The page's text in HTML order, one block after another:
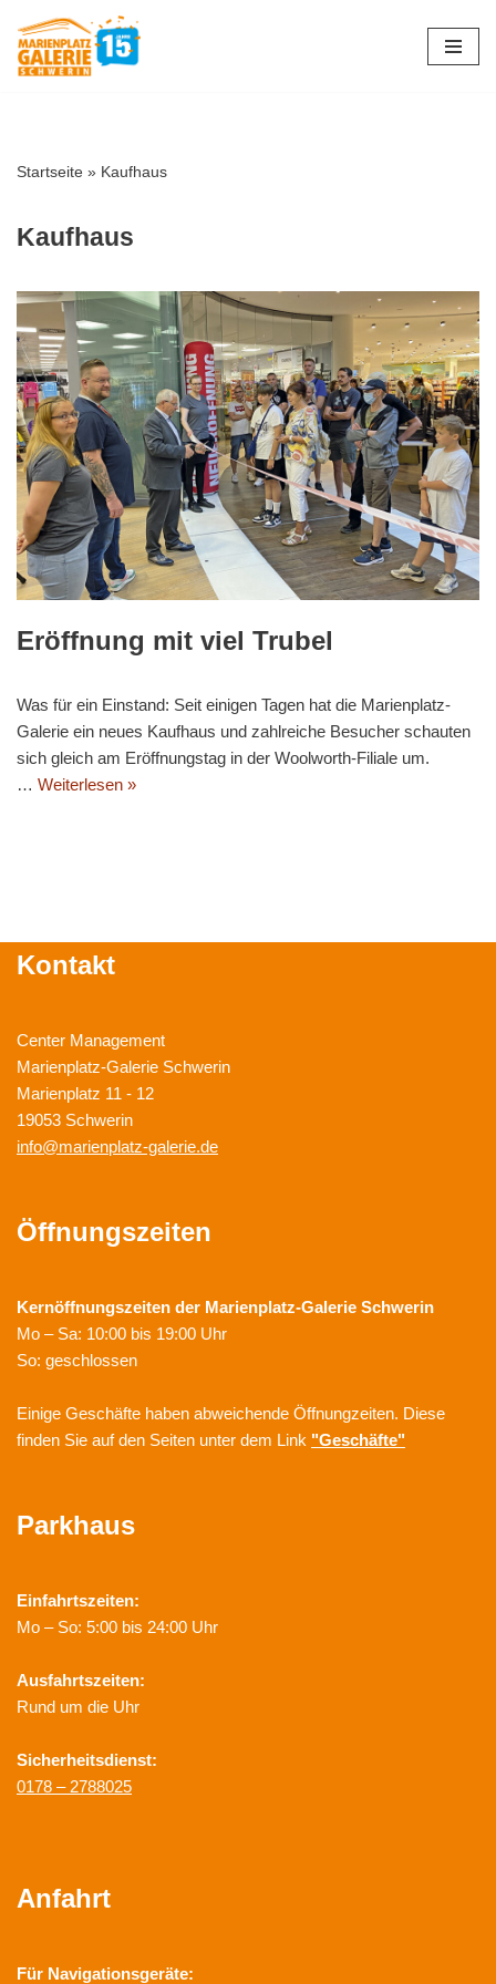
Zum
Startseite » Kaufhaus
Kaufhaus
Eröffnung mit viel Trubel
Was für ein Einstand: Seit einigen Tagen hat die Marienplatz-
Galerie ein neues Kaufhaus und zahlreiche Besucher schauten
sich gleich am Eröffnungstag in der Woolworth-Filiale um.
… Weiterlesen »
Kontakt
Center Management
Marienplatz-Galerie Schwerin
Marienplatz 11 - 12
19053 Schwerin
info@marienplatz-galerie.de
Öffnungszeiten
Kernöffnungszeiten der Marienplatz-Galerie Schwerin
Mo – Sa: 10:00 bis 19:00 Uhr
So: geschlossen
Einige Geschäfte haben abweichende Öffnungzeiten. Diese
finden Sie auf den Seiten unter dem Link "Geschäfte"
Parkhaus
Einfahrtszeiten:
Mo – So: 5:00 bis 24:00 Uhr
Ausfahrtszeiten:
Rund um die Uhr
Sicherheitsdienst:
0178 – 2788025
Anfahrt
Für Navigationsgeräte: